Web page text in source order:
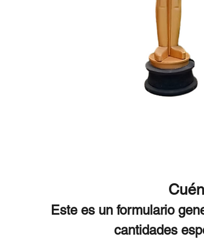
Este es un formulario
cantidades